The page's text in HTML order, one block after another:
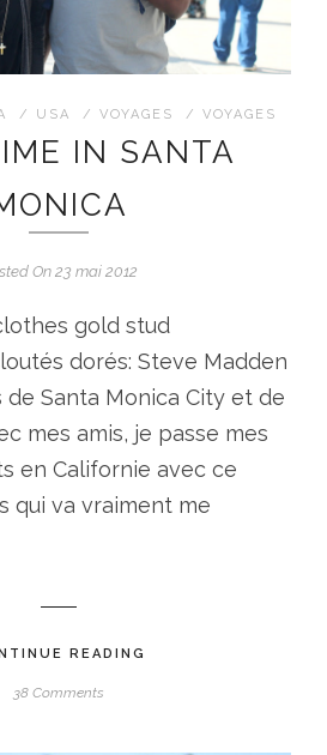
/ USA / VOYAGES / VOYAGES
IN SANTA
On 23 mai 2012
gold stud
dorés: Steve Madden
Santa Monica City et de
mes amis, je passe mes
en Californie avec ce
qui va vraiment me
READING
38 Comments